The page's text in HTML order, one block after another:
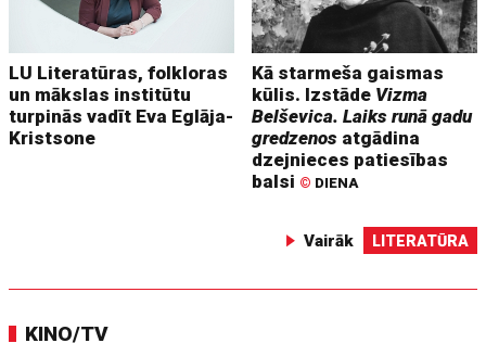
LU Literatūras, folkloras
un mākslas institūtu
turpinās vadīt Eva Eglāja-
Kristsone
Kā starmeša gaismas
kūlis. Izstāde Vizma
Belševica. Laiks runā gadu
gredzenos atgādina
dzejnieces patiesības
balsi © DIENA
Vairāk LITERATŪRA
KINO/TV